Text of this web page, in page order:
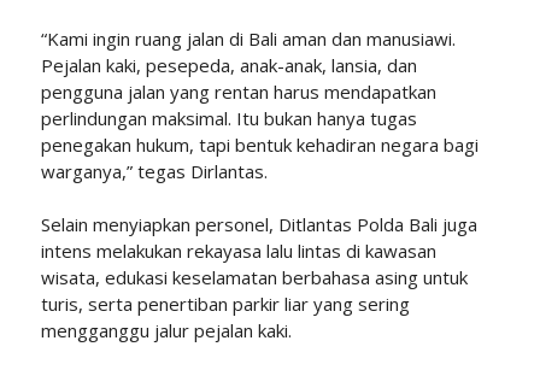
“Kami ingin ruang jalan di Bali aman dan manusiawi.
Pejalan kaki, pesepeda, anak-anak, lansia, dan
pengguna jalan yang rentan harus mendapatkan
perlindungan maksimal. Itu bukan hanya tugas
penegakan hukum, tapi bentuk kehadiran negara bagi
warganya,” tegas Dirlantas.
Selain menyiapkan personel, Ditlantas Polda Bali juga
intens melakukan rekayasa lalu lintas di kawasan
wisata, edukasi keselamatan berbahasa asing untuk
turis, serta penertiban parkir liar yang sering
mengganggu jalur pejalan kaki.